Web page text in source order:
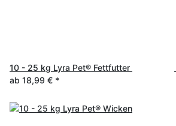
10 - 25 kg Lyra Pet® Fettfutter
ab 18,99 € *